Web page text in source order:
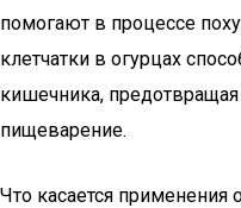
помогают в процессе
клетчатки в огурцах
кишечника,
пищеварение.
Что касается применения